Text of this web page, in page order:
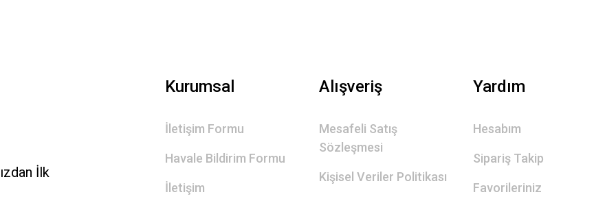
İlk
Kurumsal
İletişim Formu
Havale Bildirim Formu
İletişim
Alışveriş
Mesafeli Satış
Sözleşmesi
Kişisel Veriler Politikası
Yardım
Hesabım
Sipariş Takip
Favorileriniz